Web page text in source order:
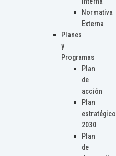
Normativa
Externa
Planes
y
Programas
Plan
de
acción
Plan
estratégico
2030
Plan
de